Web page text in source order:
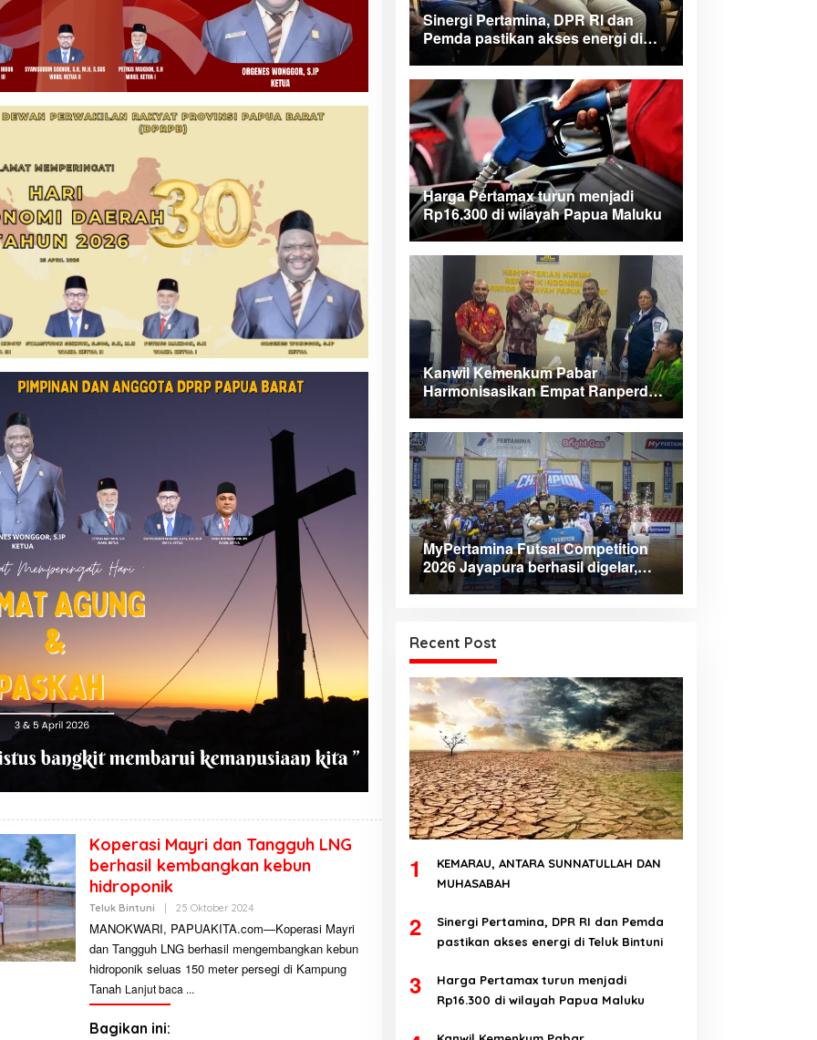
Koperasi Mayri dan Tangguh LNG
berhasil kembangkan kebun
hidroponik
Teluk Bintuni | 25 Oktober 2024O
E
H
A
D
MANOKWARI, PAPUAKITA.com—Koperasi Mayri
dan Tangguh LNG berhasil mengembangkan kebun
hidroponik seluas 150 meter persegi di Kampung
Tanah Lanjut baca
Bagikan ini:
Sinergi Pertamina, DPR RI dan
Pemda pastikan akses energi di
Teluk Bintuni
Harga Pertamax turun menjadi
Rp16.300 di wilayah Papua Maluku
Kanwil Kemenkum Pabar
Harmonisasikan Empat Ranperda
Kabupaten Teluk Wondama
MyPertamina Futsal Competition
2026 Jayapura berhasil digelar,
dorong talenta muda berprestasi
Recent Post
1
KEMARAU, ANTARA SUNNATULLAH DAN
MUHASABAH
2
Sinergi Pertamina, DPR RI dan Pemda
pastikan akses energi di Teluk Bintuni
3
Harga Pertamax turun menjadi
Rp16.300 di wilayah Papua Maluku